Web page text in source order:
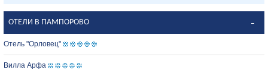
ОТЕЛИ В ПАМПОРОВО
Отель "Орловец"
Вилла Арфа